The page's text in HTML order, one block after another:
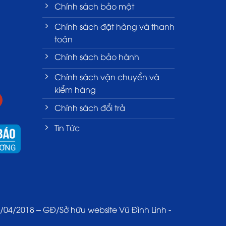
Chính sách bảo mật
Chính sách đặt hàng và thanh
toán
Chính sách bảo hành
Chính sách vận chuyển và
kiểm hàng
Chính sách đổi trả
Tin Tức
04/2018 – GĐ/Sở hữu website Vũ Đình Linh -